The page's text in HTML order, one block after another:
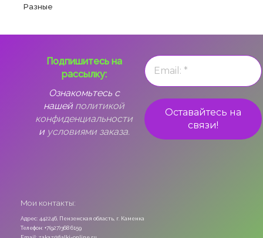
Разные
Подпишитесь на
рассылку:
Ознакомьтесь с
нашей политикой
конфиденциальности
и условиями заказа.
Мои контакты:
Адрес: 442246, Пензенская область, г. Каменка
Телефон: +7(927)368 6159